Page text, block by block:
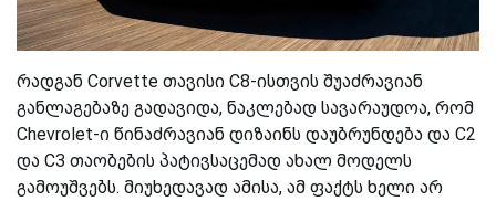
რადგან Corvette თავისი C8-ისთვის შუაძრავიან
განლაგებაზე გადავიდა, ნაკლებად სავარაუდოა, რომ
Chevrolet-ი წინაძრავიან დიზაინს დაუბრუნდება და C2
და C3 თაობების პატივსაცემად ახალ მოდელს
გამოუშვებს. მიუხედავად ამისა, ამ ფაქტს ხელი არ